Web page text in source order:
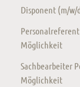
Disponent (m/w/
Möglichkeit
Sachbearbeiter
Möglichkeit